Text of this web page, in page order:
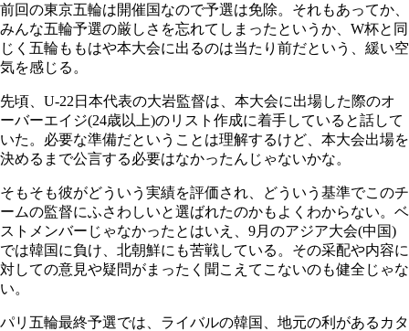
前回の東京五輪は開催国なので予選は免除。それもあってか、
みんな五輪予選の厳しさを忘れてしまったというか、W杯と同
じく五輪ももはや本大会に出るのは当たり前だという、緩い空
気を感じる。
先頃、U-22日本代表の大岩監督は、本大会に出場した際のオ
ーバーエイジ(24歳以上)のリスト作成に着手していると話して
いた。必要な準備だということは理解するけど、本大会出場を
決めるまで公言する必要はなかったんじゃないかな。
そもそも彼がどういう実績を評価され、どういう基準でこのチ
ームの監督にふさわしいと選ばれたのかもよくわからない。ベ
ストメンバーじゃなかったとはいえ、9月のアジア大会(中国)
では韓国に負け、北朝鮮にも苦戦している。その采配や内容に
対しての意見や疑問がまったく聞こえてこないのも健全じゃな
い。
パリ五輪最終予選では、ライバルの韓国、地元の利があるカタ